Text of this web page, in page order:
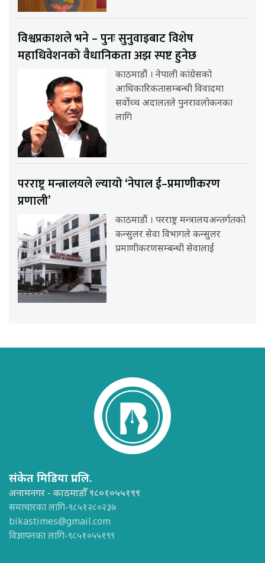
विश्वप्रकाशले भने – पुनः सुनुवाइबाट विशेष
महाधिवेशनको वैधानिकता अझ स्पष्ट हुनेछ
काठमाडौं । नेपाली कांग्रेसको
आधिकारिकतासम्बन्धी विवादमा
सर्वोच्च अदालतले पुनरावलोकनका
लागि
परराष्ट्र मन्त्रालयले ल्यायो ‘नेपाल ई–प्रमाणीकरण
प्रणाली’
काठमाडौं । परराष्ट्र मन्त्रालयअन्तर्गतको
कन्सुलर सेवा विभागले कन्सुलर
प्रमाणीकरणसम्बन्धी सेवालाई
संकेत मिडिया प्रा.लि.
अनामनगर - काठमाडौँ ९८०१०५५१९९
समाचारका लागि-९८५१२८०२३७
bikastimes@gmail.com
विज्ञापनका लागि-९८५१०५५१९९